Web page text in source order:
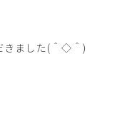
きました(＾◇＾)